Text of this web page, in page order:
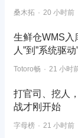
桑木拓 20 小时前
生鲜仓WMS入
人”到”系统驱
Totoro畅 21 小时
打官司、挖人
战才刚开始
字母榜 21 小时前